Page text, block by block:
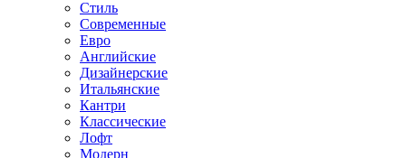
Стиль
Современные
Евро
Английские
Дизайнерские
Итальянские
Кантри
Классические
Лофт
Модерн